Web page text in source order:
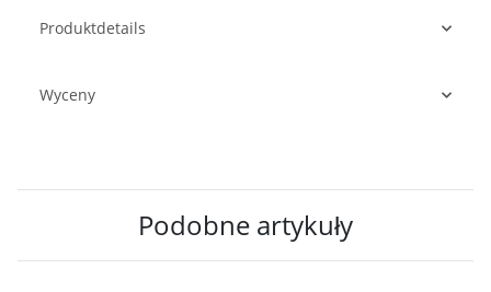
Produktdetails
Wyceny
Podobne artykuły